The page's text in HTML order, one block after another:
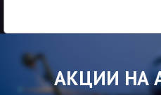
АКЦИИ НА